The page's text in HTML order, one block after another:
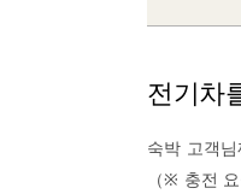
전기차
숙박 고객
（※ 충전